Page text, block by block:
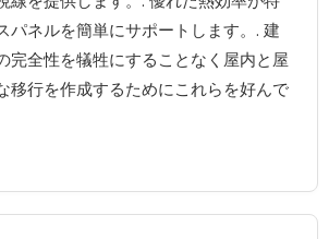
パネルを簡単にサポートします。. 建
完全性を犠牲にすることなく屋内と屋
移行を作成するためにこれらを好んで